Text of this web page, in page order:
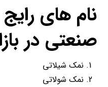
نام های
صنعتی در
نمک شیلاتی
نمک شولاتی